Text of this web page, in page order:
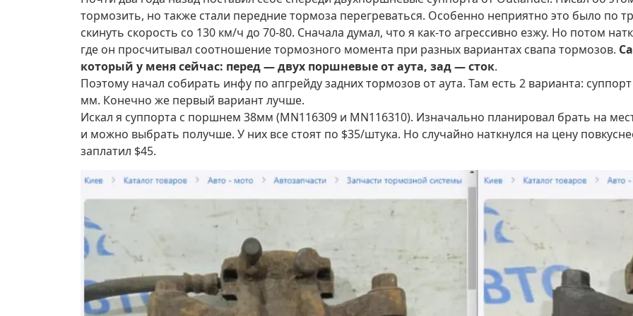
тормозить, но также стали передние тормоза перегреваться. Особенно неприятно это было по
скинуть скорость со 130 км/ч до 70-80. Сначала думал, что я как-то агрессивно езжу. Но потом
где он просчитывал соотношение тормозного момента при разных вариантах свапа тормозов.
который у меня сейчас: перед — двух поршневые от аута, зад — сток.
Поэтому начал собирать инфу по апгрейду задних тормозов от аута. Там есть 2 варианта:
мм. Конечно же первый вариант лучше.
Искал я суппорта с поршнем 38мм (MN116309 и MN116310). Изначально планировал брать на
и можно выбрать получше. У них все стоят по $35/штука. Но случайно наткнулся на цену
заплатил $45.